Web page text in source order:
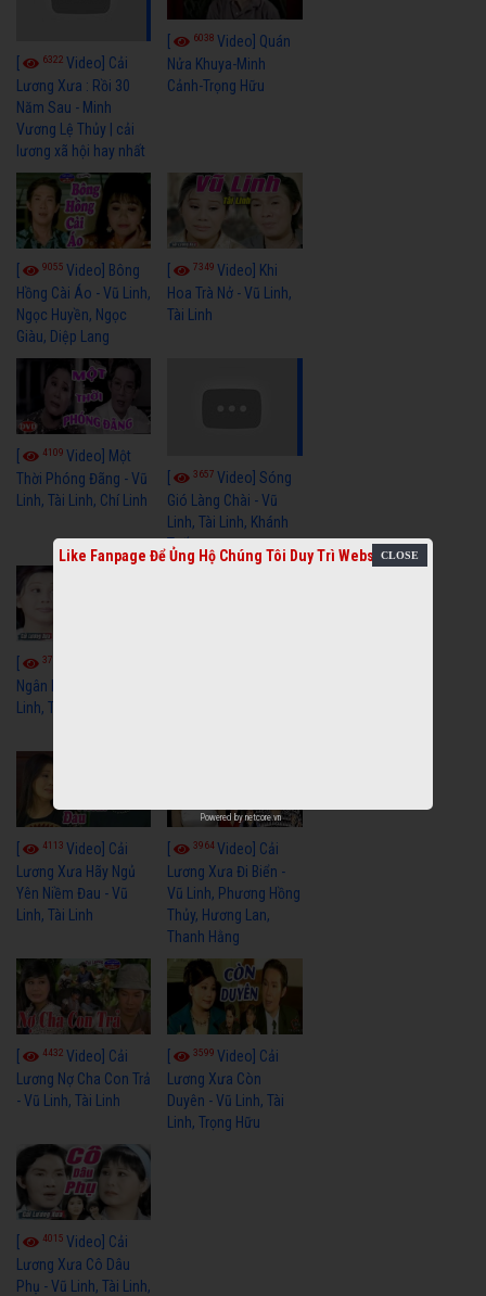
6322 Video] Cải
Lương Xưa : Rồi 30
Năm Sau - Minh
Vương Lệ Thủy | cải
lương xã hội hay nhất
6038Video] Quán
Nửa Khuya-Minh
Cảnh-Trọng Hữu
9055 Video] Bông
Hồng Cài Áo - Vũ Linh,
Ngọc Huyền, Ngọc
Giàu, Diệp Lang
7349Video] Khi
Hoa Trà Nở - Vũ Linh,
Tài Linh
4109 Video] Một
Thời Phóng Đãng - Vũ
Linh, Tài Linh, Chí Linh
3657Video] Sóng
Gió Làng Chài - Vũ
Linh, Tài Linh, Khánh
Tuấn
3766
Ngân Hà - Vũ Linh, Tài
Linh, Thoại Mỹ
4113 Video] Cải
Lương Xưa Hãy Ngủ
Yên Niềm Đau - Vũ
Linh, Tài Linh
3964Video] Cải
Lương Xưa Đi Biển -
Vũ Linh, Phương Hồng
Thủy, Hương Lan,
Thanh Hằng
4432 Video] Cải
Lương Nợ Cha Con Trả
- Vũ Linh, Tài Linh
3599Video] Cải
Lương Xưa Còn
Duyên - Vũ Linh, Tài
Linh, Trọng Hữu
[ 4015 Video] Cải
Lương Xưa Cô Dâu
Phụ - Vũ Linh, Tài Linh,
Like Fanpage Để Ủng Hộ Chúng Tôi Duy Trì Website
Powered by netcore.vn